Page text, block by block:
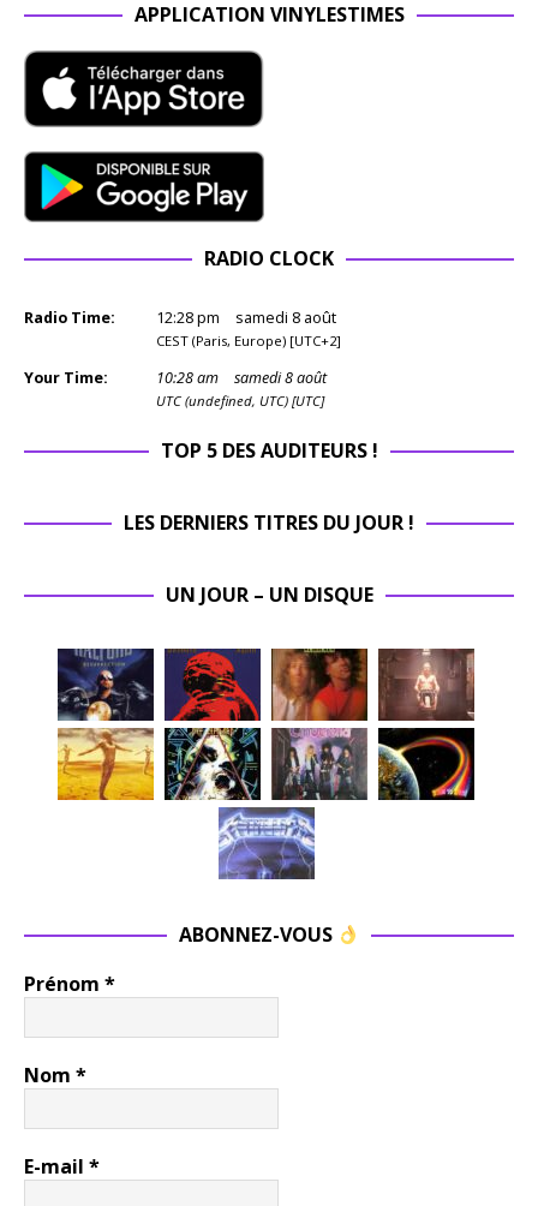
APPLICATION VINYLESTIMES
RADIO CLOCK
Radio Time: 12:28pm samedi 8 août
CEST (Paris, Europe) [UTC+2]
Your Time: 10:28am samedi 8 août
UTC (undefined, UTC) [UTC]
TOP 5 DES AUDITEURS !
LES DERNIERS TITRES DU JOUR !
UN JOUR – UN DISQUE
ABONNEZ-VOUS
Prénom *
Nom *
E-mail *